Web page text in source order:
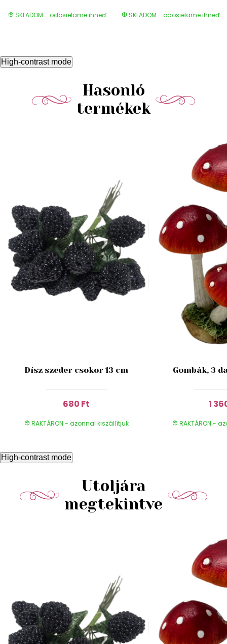
SKLADOM - odosielame ihneď SKLADOM - odosielame ihneď
High-contrast mode
Hasonló
termékek
Dísz szeder csokor 13 cm
680 Ft
RAKTÁRON - azonnal kiszállítjuk
Gombák, 3
1
RAKTÁRON -
High-contrast mode
Utoljára
megtekintve